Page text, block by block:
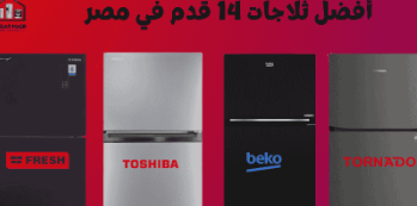
في
مصر